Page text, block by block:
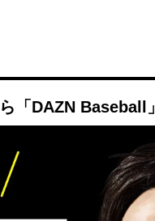
「DAZN Baseball」